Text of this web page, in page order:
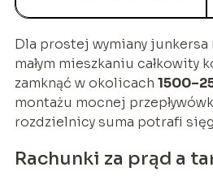
Dla prostej wymiany
małym mieszkaniu całkowity
zamknąć w okolicach
montażu mocnej
rozdzielnicy suma potrafi
Rachunki za prąd a